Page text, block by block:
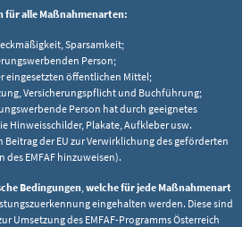
für alle Maßnahmenarten:
Sparsamkeit;
Person;
eingesetzten öffentlichen Mittel;
Versicherungspflicht und Buchführung;
Person hat durch geeignetes
Hinweisschilder, Plakate, Aufkleber usw.
Beitrag der EU zur Verwirklichung des geförderten
des EMFAF hinzuweisen).
Bedingungen welche für jede Maßnahmenart
eingehalten werden. Diese sind
Umsetzung des EMFAF-Programms Österreich